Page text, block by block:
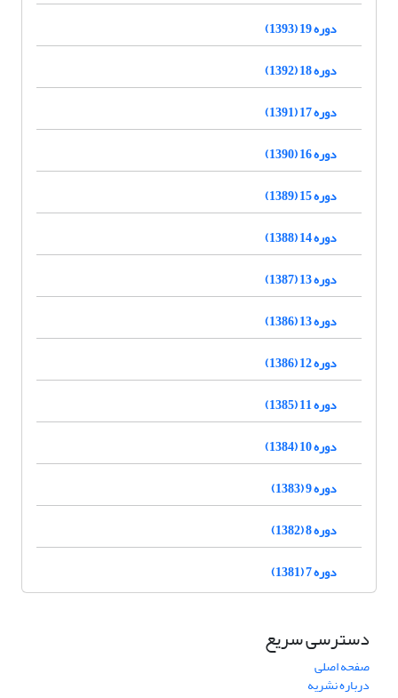
دوره 19 (1393)
دوره 18 (1392)
دوره 17 (1391)
دوره 16 (1390)
دوره 15 (1389)
دوره 14 (1388)
دوره 13 (1387)
دوره 13 (1386)
دوره 12 (1386)
دوره 11 (1385)
دوره 10 (1384)
دوره 9 (1383)
دوره 8 (1382)
دوره 7 (1381)
دسترسی سریع
صفحه اصلی
درباره نشریه